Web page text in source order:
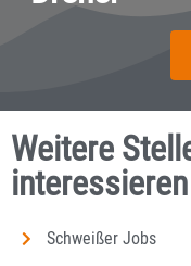
Weitere
Schweißer Jobs